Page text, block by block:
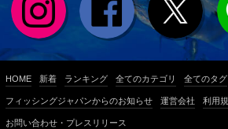
HOME 新着 ランキング 全てのカテゴリ 全てのタグ
フィッシングジャパンからのお知らせ 運営会社 利用
お問い合わせ・プレスリリース